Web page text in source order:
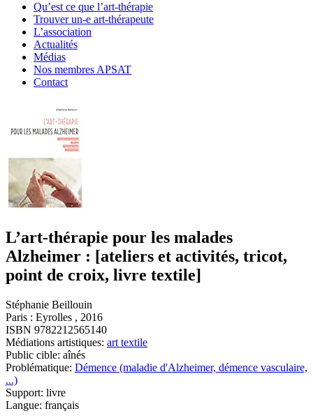
Qu’est ce que l’art-thérapie
Trouver un-e art-thérapeute
L’association
Actualités
Médias
Nos membres APSAT
Contact
L’art-thérapie pour les malades
Alzheimer : [ateliers et activités, tricot,
point de croix, livre textile]
Stéphanie Beillouin
Paris : Eyrolles , 2016
ISBN 9782212565140
Médiations artistiques: art textile
Public cible: aînés
Problématique: Démence (maladie d'Alzheimer, démence vasculaire,
...)
Support: livre
Langue: français